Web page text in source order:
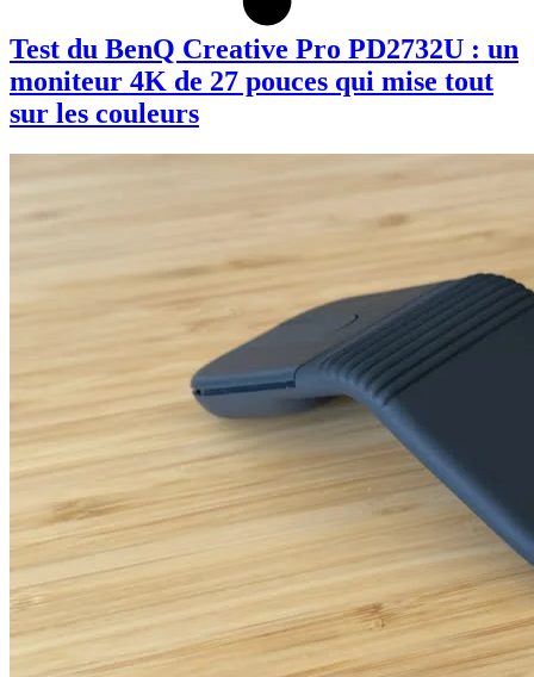
Test du BenQ Creative Pro PD2732U : un
moniteur 4K de 27 pouces qui mise tout
sur les couleurs